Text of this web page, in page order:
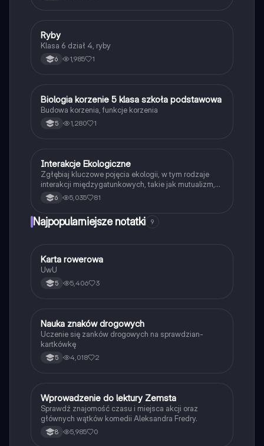
RBiologia
Ryby
Klasa 6 dział 4, ryby
6 1,985 1
BBiologia
Biologia korzenie 5 klasa szkoła podstawowa
Budowa korzenia, funkcje korzenia
5 1,280 1
Biologia
Interakcje Ekologiczne
Zgłębiaj kluczowe pojęcia ekologii, w tym rodzaje
interakcji międzygatunkowych, takie jak mutualizm,
komensalizm, drapieżnictwo i pasożytnictwo.
Dowiedz się o strukturze populacji, ekosystemach
studentów biologii i ekologii. Typ: podsumowanie.
6 5,035 81
Najpopularniejsze notatki 9
KTechnika
Karta rowerowa
UwU
5 5,406 3
NTechnika
Nauka znaków drogowych
Uczenie się zanków drogowych na sprawdzian-
kartkówkę
5 4,018 2
WJęzyk polski
Wprowadzenie do lektury Zemsta
Sprawdź znajomość czasu i miejsca akcji oraz
głównych wątków komedii Aleksandra Fredry.
8 5,985 0